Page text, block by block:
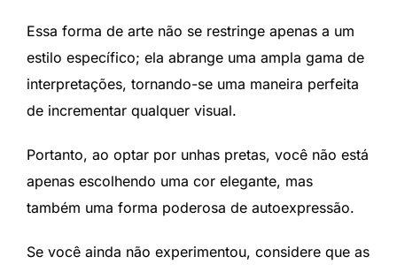
Essa forma de arte não se restringe apenas a um
estilo específico; ela abrange uma ampla gama de
interpretações, tornando-se uma maneira perfeita
de incrementar qualquer visual.
Portanto, ao optar por unhas pretas, você não está
apenas escolhendo uma cor elegante, mas
também uma forma poderosa de autoexpressão.
Se você ainda não experimentou, considere que as